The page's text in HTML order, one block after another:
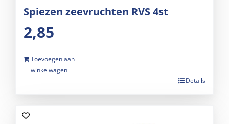
Spiezen zeevruchten RVS 4st
2,85
Toevoegen aan
winkelwagen
Details